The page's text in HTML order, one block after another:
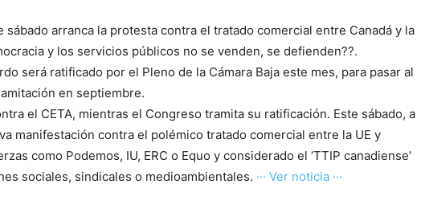
sábado arranca la protesta contra el tratado comercial entre Canadá y la
y los servicios públicos no se venden, se defienden??.
será ratificado por el Pleno de la Cámara Baja este mes, para pasar al
en septiembre.
el CETA, mientras el Congreso tramita su ratificación. Este sábado, a
manifestación contra el polémico tratado comercial entre la UE y
como Podemos, IU, ERC o Equo y considerado el ‘TTIP canadiense’
sociales, sindicales o medioambientales. ··· Ver noticia ···